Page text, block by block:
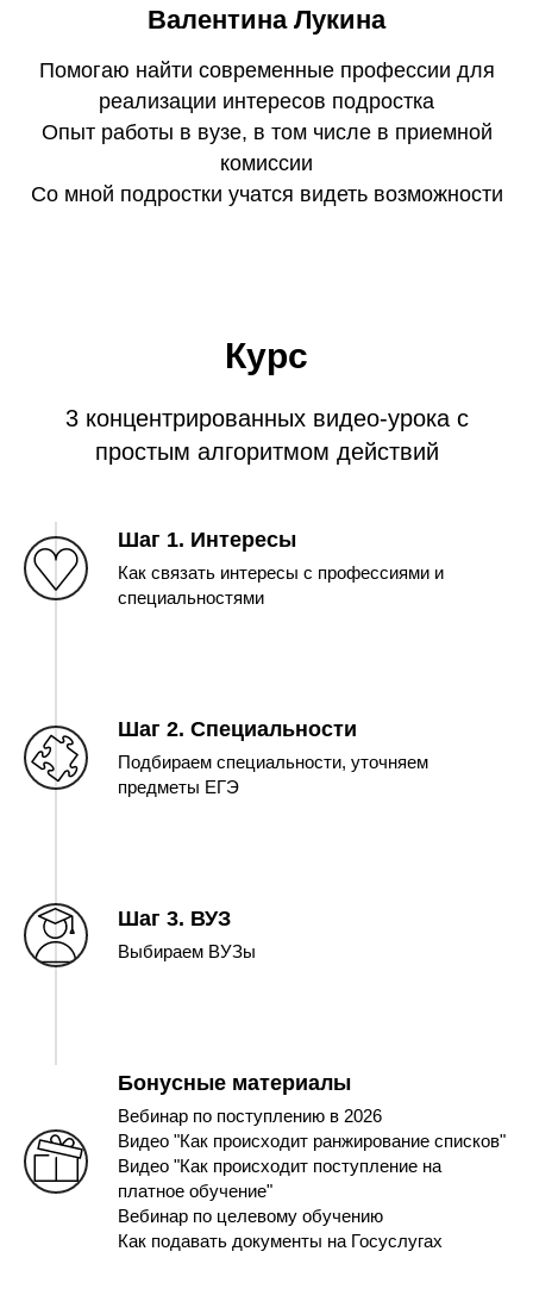
Валентина Лукина
Помогаю найти современные профессии для
реализации интересов подростка
Опыт работы в вузе, в том числе в приемной
комиссии
Со мной подростки учатся видеть возможности
Курс
3 концентрированных видео-урока с
простым алгоритмом действий
Шаг 1. Интересы
Как связать интересы с профессиями и
специальностями
Шаг 2. Специальности
Подбираем специальности, уточняем
предметы ЕГЭ
Шаг 3. ВУЗ
Выбираем ВУЗы
Бонусные материалы
Вебинар по поступлению в 2026
Видео "Как происходит ранжирование списков"
Видео "Как происходит поступление на
платное обучение"
Вебинар по целевому обучению
Как подавать документы на Госуслугах